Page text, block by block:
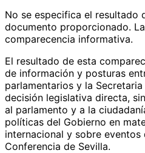
No se especifica el resultado
documento proporcionado.
comparecencia informativa.
El resultado de esta
de información y posturas
parlamentarios y la
decisión legislativa directa,
al parlamento y a la
políticas del Gobierno en
internacional y sobre eventos
Conferencia de Sevilla.